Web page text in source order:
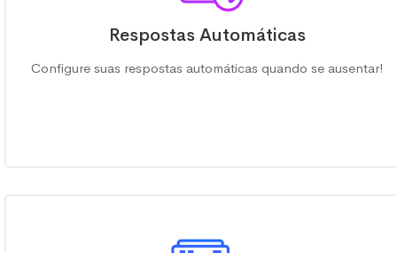
Respostas Automáticas
Configure suas respostas automáticas quando se ausentar!